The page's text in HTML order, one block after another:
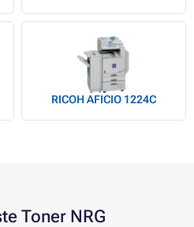
RICOH AFICIO 1224C
Toner NRG